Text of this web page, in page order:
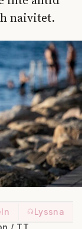
naivitet.
Lyssna
/ TT